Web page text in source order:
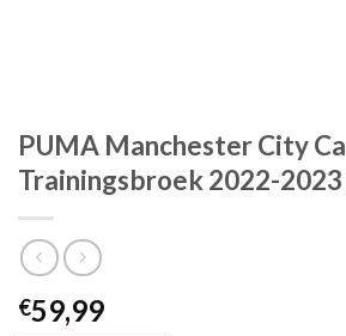
PUMA Manchester City
Trainingsbroek 2022-
€59,99